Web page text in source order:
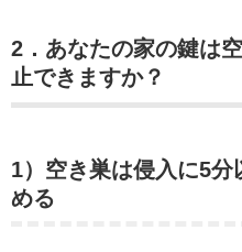
2．あなたの家の鍵は
止できますか？
1）空き巣は侵入に5
める